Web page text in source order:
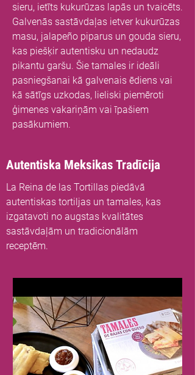
sieru, ietīts kukurūzas lapās un tvaicēts.
Galvenās sastāvdaļas ietver kukurūzas
masu, jalapeño piparus un gouda sieru,
kas piešķir autentisku un nedaudz
pikantu garšu. Šie tamales ir ideāli
pasniegšanai kā galvenais ēdiens vai
kā sātīgs uzkodas, lieliski piemēroti
ģimenes vakariņām vai īpašiem
pasākumiem.
Autentiska Meksikas Tradīcija
La Reina de las Tortillas piedāvā
autentiskas tortiljas un tamales, kas
izgatavoti no augstas kvalitātes
sastāvdaļām un tradicionālām
receptēm.